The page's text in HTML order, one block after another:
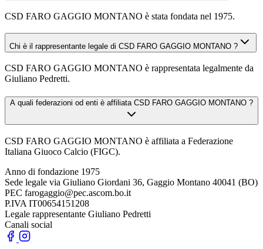
CSD FARO GAGGIO MONTANO è stata fondata nel 1975.
Chi è il rappresentante legale di CSD FARO GAGGIO MONTANO ?
CSD FARO GAGGIO MONTANO è rappresentata legalmente da
Giuliano Pedretti.
A quali federazioni od enti è affiliata CSD FARO GAGGIO MONTANO ?
CSD FARO GAGGIO MONTANO è affiliata a Federazione
Italiana Giuoco Calcio (FIGC).
Anno di fondazione 1975
Sede legale via Giuliano Giordani 36, Gaggio Montano 40041 (BO)
PEC farogaggio@pec.ascom.bo.it
P.IVA IT00654151208
Legale rappresentante Giuliano Pedretti
Canali social